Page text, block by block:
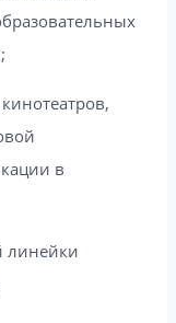
в
линейки